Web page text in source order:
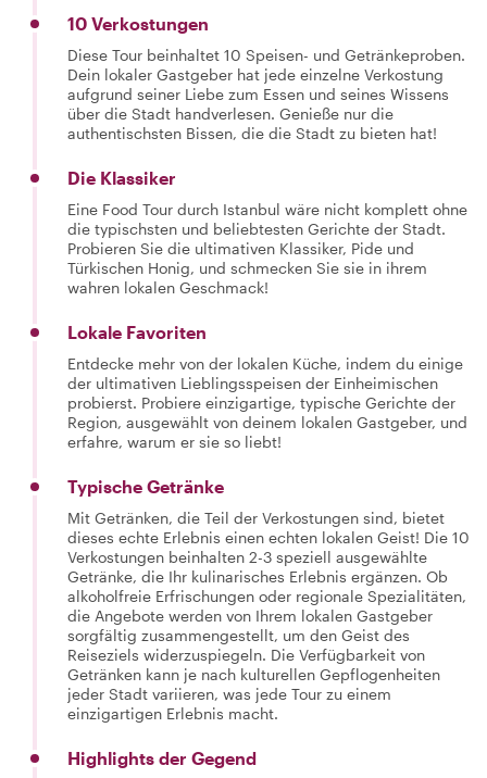
10 Verkostungen
Diese Tour beinhaltet 10 Speisen- und Getränkeproben.
Dein lokaler Gastgeber hat jede einzelne Verkostung
aufgrund seiner Liebe zum Essen und seines Wissens
über die Stadt handverlesen. Genieße nur die
authentischsten Bissen, die die Stadt zu bieten hat!
Die Klassiker
Eine Food Tour durch Istanbul wäre nicht komplett ohne
die typischsten und beliebtesten Gerichte der Stadt.
Probieren Sie die ultimativen Klassiker, Pide und
Türkischen Honig, und schmecken Sie sie in ihrem
wahren lokalen Geschmack!
Lokale Favoriten
Entdecke mehr von der lokalen Küche, indem du einige
der ultimativen Lieblingsspeisen der Einheimischen
probierst. Probiere einzigartige, typische Gerichte der
Region, ausgewählt von deinem lokalen Gastgeber, und
erfahre, warum er sie so liebt!
Typische Getränke
Mit Getränken, die Teil der Verkostungen sind, bietet
dieses echte Erlebnis einen echten lokalen Geist! Die 10
Verkostungen beinhalten 2-3 speziell ausgewählte
Getränke, die Ihr kulinarisches Erlebnis ergänzen. Ob
alkoholfreie Erfrischungen oder regionale Spezialitäten,
die Angebote werden von Ihrem lokalen Gastgeber
sorgfältig zusammengestellt, um den Geist des
Reiseziels widerzuspiegeln. Die Verfügbarkeit von
Getränken kann je nach kulturellen Gepflogenheiten
jeder Stadt variieren, was jede Tour zu einem
einzigartigen Erlebnis macht.
Highlights der Gegend